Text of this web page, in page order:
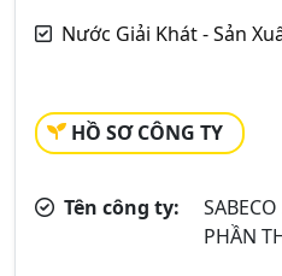
Nước Giải Khát - Sản
HỒ SƠ CÔNG TY
Tên công ty:
PHẦN